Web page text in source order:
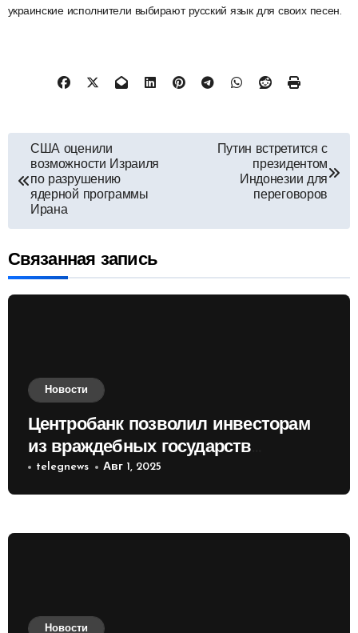
украинские исполнители выбирают русский язык для своих песен.
Навигация
по
записям
США оценили
возможности Израиля
по разрушению
ядерной программы
Ирана
Путин встретится с
президентом
Индонезии для
переговоров
Связанная запись
Новости
Центробанк позволил инвесторам
из враждебных государств
приобретать валюту
telegnews Авг 1, 2025
Новости